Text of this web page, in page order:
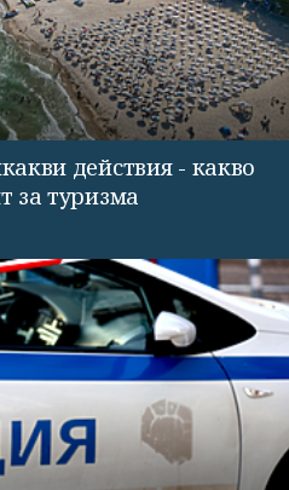
действия - какво
за туризма